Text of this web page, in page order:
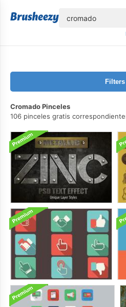
Filters
Cromado Pinceles
106 pinceles gratis